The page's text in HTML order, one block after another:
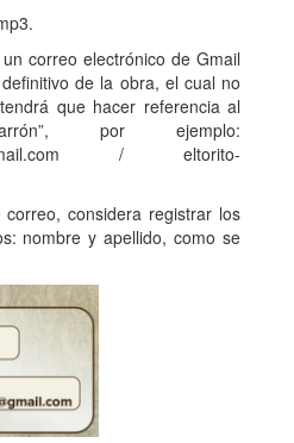
correo electrónico de Gmail
de la obra, el cual no
que hacer referencia al
por ejemplo:
/ eltorito-
considera registrar los
nombre y apellido, como se